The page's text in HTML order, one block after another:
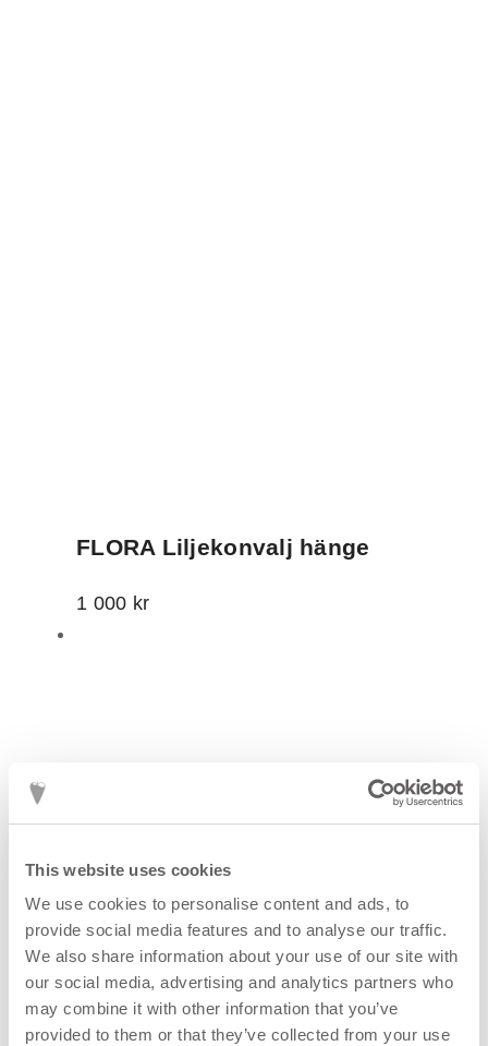
This website uses cookies
We use cookies to personalise content and ads, to
provide social media features and to analyse our traffic.
We also share information about your use of our site with
our social media, advertising and analytics partners who
may combine it with other information that you’ve
provided to them or that they’ve collected from your use
FLORA Liljekonvalj hänge
1 000 kr